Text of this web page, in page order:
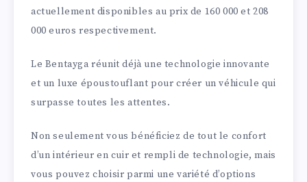
actuellement disponibles au prix de 160 000 et 208
000 euros respectivement.
Le Bentayga réunit déjà une technologie innovante
et un luxe époustouflant pour créer un véhicule qui
surpasse toutes les attentes.
Non seulement vous bénéficiez de tout le confort
d’un intérieur en cuir et rempli de technologie, mais
vous pouvez choisir parmi une variété d’options